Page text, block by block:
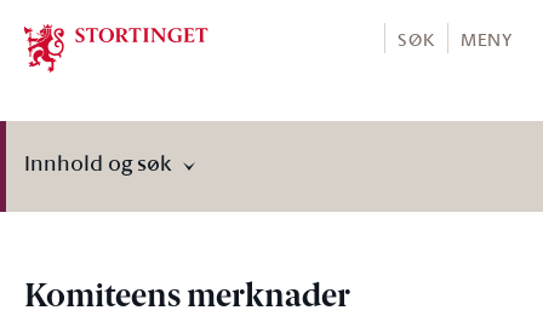
Stortinget.no
SØK MENY
Innhold og søk
Komiteens merknader